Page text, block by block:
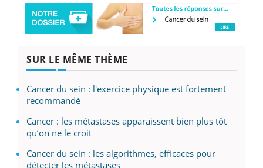
SUR LE MÊME THÈME
Cancer du sein : l'exercice physique est fortement
recommandé
Cancer : les métastases apparaissent bien plus tôt
qu’on ne le croit
Cancer du sein : les algorithmes, efficaces pour
détecter les métastases